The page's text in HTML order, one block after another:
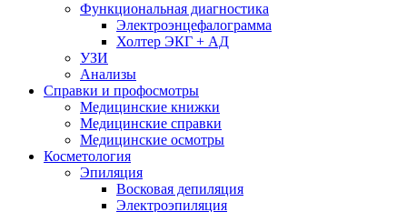
Функциональная диагностика
Электроэнцефалограмма
Холтер ЭКГ + АД
УЗИ
Анализы
Справки и профосмотры
Медицинские книжки
Медицинские справки
Медицинские осмотры
Косметология
Эпиляция
Восковая депиляция
Электроэпиляция